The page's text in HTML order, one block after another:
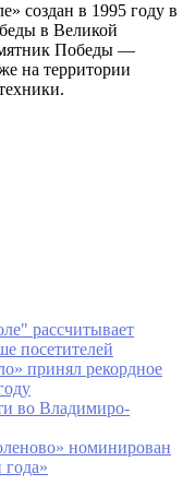
создан в 1995 году в
в Великой
Победы —
на территории
рассчитывает
посетителей
принял рекордное
во Владимиро-
номинирован